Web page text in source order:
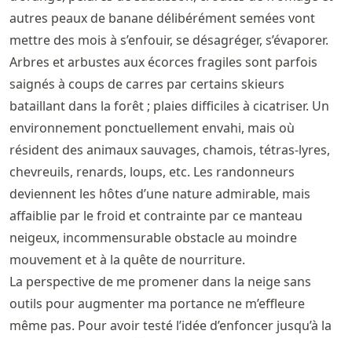
autres peaux de banane délibérément semées vont
mettre des mois à s’enfouir, se désagréger, s’évaporer.
Arbres et arbustes aux écorces fragiles sont parfois
saignés à coups de carres par certains skieurs
bataillant dans la forêt ; plaies difficiles à cicatriser. Un
environnement ponctuellement envahi, mais où
résident des animaux sauvages, chamois, tétras-lyres,
chevreuils, renards, loups, etc. Les randonneurs
deviennent les hôtes d’une nature admirable, mais
affaiblie par le froid et contrainte par ce manteau
neigeux, incommensurable obstacle au moindre
mouvement et à la quête de nourriture.
La perspective de me promener dans la neige sans
outils pour augmenter ma portance ne m’effleure
même pas. Pour avoir testé l’idée d’enfoncer jusqu’à la